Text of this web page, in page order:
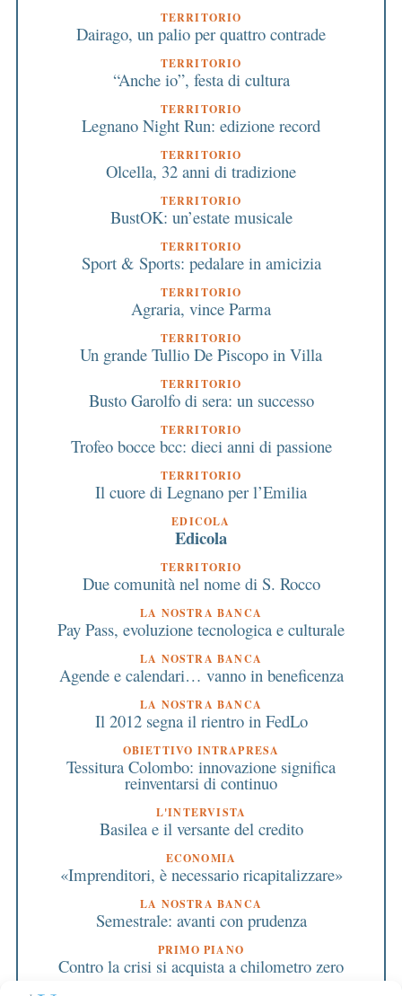
TERRITORIO
Dairago, un palio per quattro contrade
TERRITORIO
“Anche io”, festa di cultura
TERRITORIO
Legnano Night Run: edizione record
TERRITORIO
Olcella, 32 anni di tradizione
TERRITORIO
BustOK: un’estate musicale
TERRITORIO
Sport & Sports: pedalare in amicizia
TERRITORIO
Agraria, vince Parma
TERRITORIO
Un grande Tullio De Piscopo in Villa
TERRITORIO
Busto Garolfo di sera: un successo
TERRITORIO
Trofeo bocce bcc: dieci anni di passione
TERRITORIO
Il cuore di Legnano per l’Emilia
EDICOLA
Edicola
TERRITORIO
Due comunità nel nome di S. Rocco
LA NOSTRA BANCA
Pay Pass, evoluzione tecnologica e culturale
LA NOSTRA BANCA
Agende e calendari… vanno in beneficenza
LA NOSTRA BANCA
Il 2012 segna il rientro in FedLo
OBIETTIVO INTRAPRESA
Tessitura Colombo: innovazione significa
reinventarsi di continuo
L'INTERVISTA
Basilea e il versante del credito
ECONOMIA
«Imprenditori, è necessario ricapitalizzare»
LA NOSTRA BANCA
Semestrale: avanti con prudenza
PRIMO PIANO
Contro la crisi si acquista a chilometro zero